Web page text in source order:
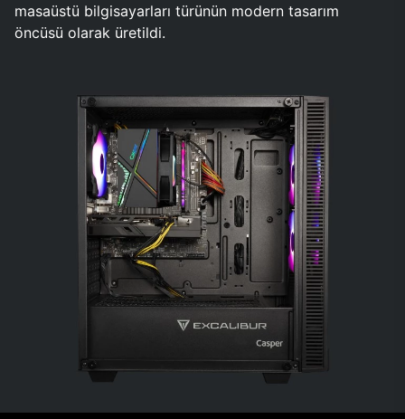
masaüstü bilgisayarları türünün modern tasarım
öncüsü olarak üretildi.